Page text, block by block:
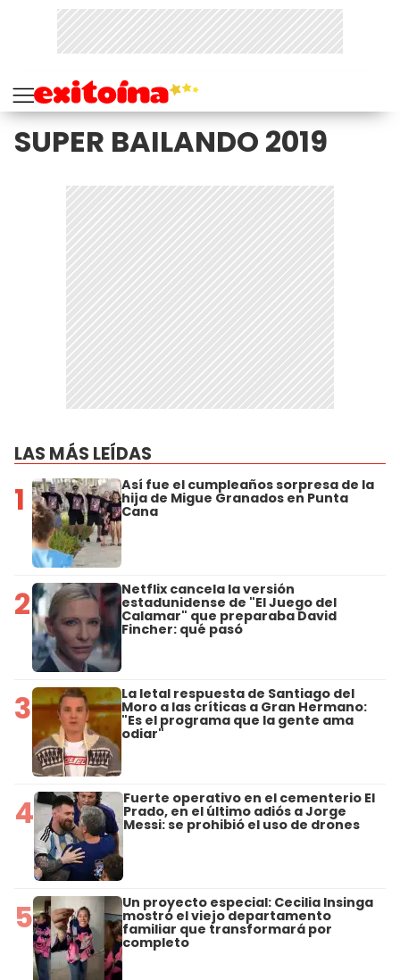
SUPER BAILANDO 2019
LAS MÁS LEÍDAS
1 Así fue el cumpleaños sorpresa de la
hija de Migue Granados en Punta
Cana
2 Netflix cancela la versión
estadunidense de "El Juego del
Calamar" que preparaba David
Fincher: qué pasó
3 La letal respuesta de Santiago del
Moro a las críticas a Gran Hermano:
"Es el programa que la gente ama
odiar"
4 Fuerte operativo en el cementerio El
Prado, en el último adiós a Jorge
Messi: se prohibió el uso de drones
5 Un proyecto especial: Cecilia Insinga
mostró el viejo departamento
familiar que transformará por
completo